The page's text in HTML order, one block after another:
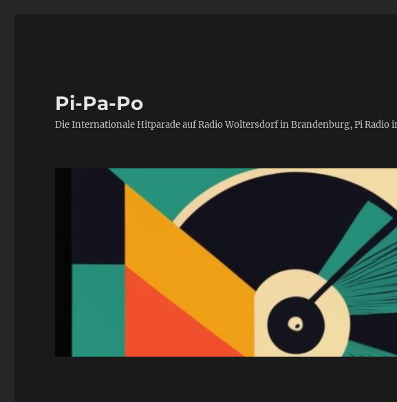
Pi-Pa-Po
Die Internationale Hitparade auf Radio Woltersdorf in Brandenburg, Pi